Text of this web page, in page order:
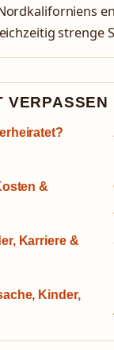
strenge
VERPASSEN
&
Karriere &
Kinder,